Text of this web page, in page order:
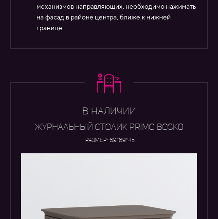
механизмов направляющих, необходимо нажимать
на фасад в районе центра, ближе к нижней
границе.
В НАЛИЧИИ
журнальный столик PRIMO BOSKO
Размер: 69*69*45